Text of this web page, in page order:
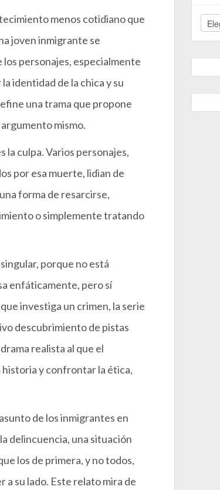
menos cotidiano que
joven inmigrante se
personajes, especialmente
identidad de la chica y su
una trama que propone
mismo.
la culpa. Varios personajes,
por esa muerte, lidian de
forma de resarcirse,
o simplemente tratando
porque no está
enfáticamente, pero sí
investiga un crimen, la serie
descubrimiento de pistas
realista al que el
y confrontar la ética,
de los inmigrantes en
delincuencia, una situación
los de primera, y no todos,
a su lado. Este relato mira de